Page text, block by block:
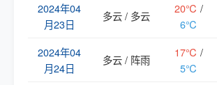
2024年04
月23日
多云 / 多云
20℃ /
6℃
2024年04
月24日
多云 / 阵雨
17℃ /
5℃